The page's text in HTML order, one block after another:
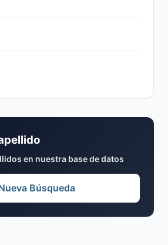
en nuestra base de datos
Búsqueda